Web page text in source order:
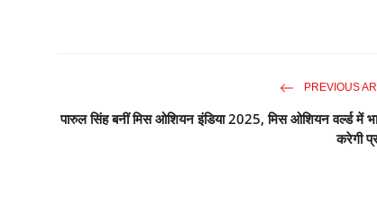
PREVIOUS
पारुल सिंह बनीं मिस ओशियन इंडिया 2025, मिस ओशियन वर्ल्ड में
करेगी